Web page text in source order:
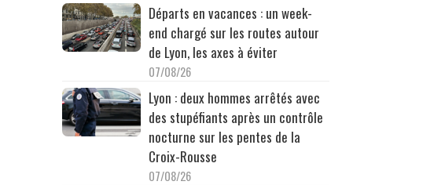
Départs en vacances : un week-
end chargé sur les routes autour
de Lyon, les axes à éviter
07/08/26
Lyon : deux hommes arrêtés avec
des stupéfiants après un contrôle
nocturne sur les pentes de la
Croix-Rousse
07/08/26